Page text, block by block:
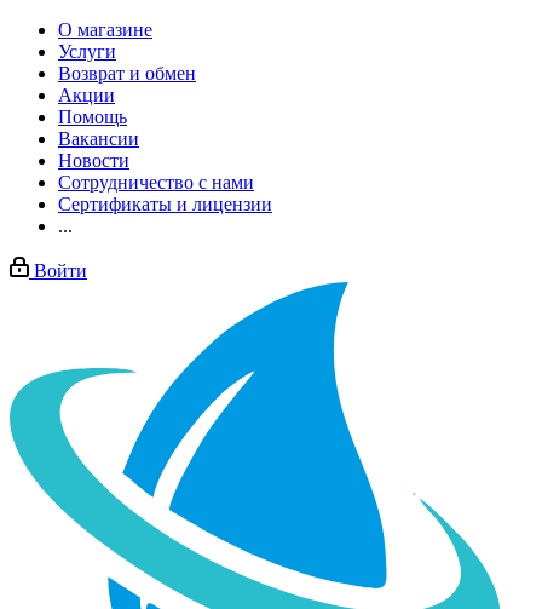
О магазине
Услуги
Возврат и обмен
Акции
Помощь
Вакансии
Новости
Сотрудничество с нами
Сертификаты и лицензии
...
Войти